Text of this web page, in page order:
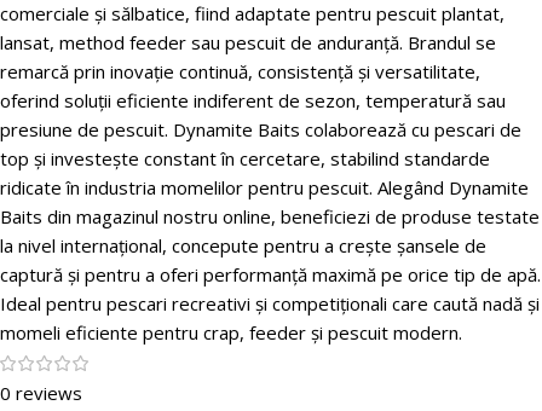
comerciale și sălbatice, fiind adaptate pentru pescuit plantat,
lansat, method feeder sau pescuit de anduranță. Brandul se
remarcă prin inovație continuă, consistență și versatilitate,
oferind soluții eficiente indiferent de sezon, temperatură sau
presiune de pescuit. Dynamite Baits colaborează cu pescari de
top și investește constant în cercetare, stabilind standarde
ridicate în industria momelilor pentru pescuit. Alegând Dynamite
Baits din magazinul nostru online, beneficiezi de produse testate
la nivel internațional, concepute pentru a crește șansele de
captură și pentru a oferi performanță maximă pe orice tip de apă.
Ideal pentru pescari recreativi și competiționali care caută nadă și
momeli eficiente pentru crap, feeder și pescuit modern.
0 reviews